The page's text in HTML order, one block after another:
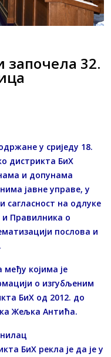
започела 32.
у сриједу 18.
дистрикта БиХ
и допунама
јавне управе, у
на одлуке
Правилника о
послова и
којима је
о изгубљеним
БиХ од 2012. до
Жељка Антића.
БиХ рекла је да је у